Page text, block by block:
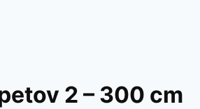
2 – 300 cm